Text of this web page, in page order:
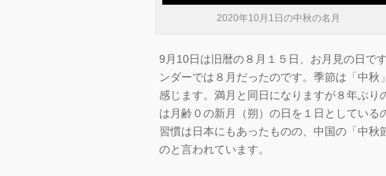
2020年10月1日の中秋の名月
9月10日は旧暦の８月１５日、お月見の日で
ンダーでは８月だったのです。季節は「中
感じます。満月と同日になりますが８年ぶ
は月齢０の新月（朔）の日を１日としてい
習慣は日本にもあったものの、中国の「中
のと言われています。